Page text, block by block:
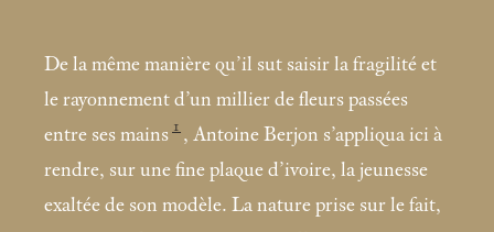
De la même manière qu’il sut saisir la fragilité et
le rayonnement d’un millier de fleurs passées
entre ses mains 1 , Antoine Berjon s’appliqua ici à
rendre, sur une fine plaque d’ivoire, la jeunesse
exaltée de son modèle. La nature prise sur le fait,